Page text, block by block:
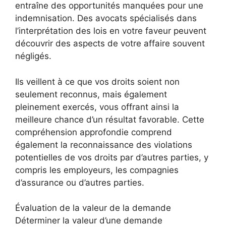
entraîne des opportunités manquées pour une
indemnisation. Des avocats spécialisés dans
l’interprétation des lois en votre faveur peuvent
découvrir des aspects de votre affaire souvent
négligés.
Ils veillent à ce que vos droits soient non
seulement reconnus, mais également
pleinement exercés, vous offrant ainsi la
meilleure chance d’un résultat favorable. Cette
compréhension approfondie comprend
également la reconnaissance des violations
potentielles de vos droits par d’autres parties, y
compris les employeurs, les compagnies
d’assurance ou d’autres parties.
Évaluation de la valeur de la demande
Déterminer la valeur d’une demande